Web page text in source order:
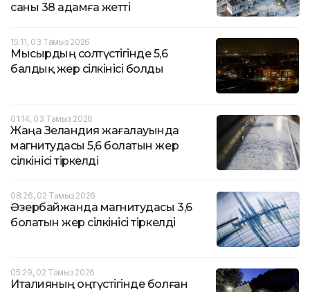
саны 38 адамға жетті
15:11, 03 Тамыз 2026
Мысырдың солтүстігінде 5,6
балдық жер сілкінісі болды
01:14, 03 Тамыз 2026
Жаңа Зеландия жағалауында
магнитудасы 5,6 болатын жер
сілкінісі тіркелді
08:26, 02 Тамыз 2026
Әзербайжанда магнитудасы 3,6
болатын жер сілкінісі тіркелді
05:29, 02 Тамыз 2026
Италияның оңтүстігінде болған